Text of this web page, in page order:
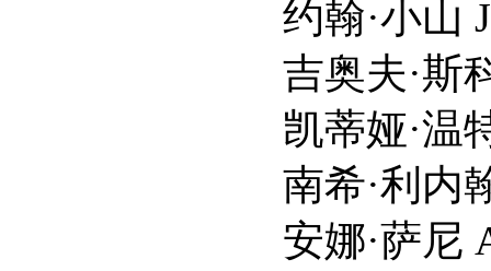
约翰·小山
吉奥夫·斯科维
凯蒂娅·温特
南希·利内翰
安娜·萨尼